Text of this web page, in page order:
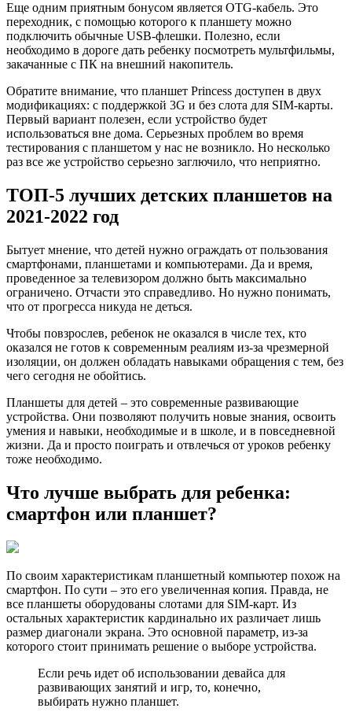
Еще одним приятным бонусом является OTG-кабель. Это
переходник, с помощью которого к планшету можно
подключить обычные USB-флешки. Полезно, если
необходимо в дороге дать ребенку посмотреть мультфильмы,
закачанные с ПК на внешний накопитель.
Обратите внимание, что планшет Princess доступен в двух
модификациях: с поддержкой 3G и без слота для SIM-карты.
Первый вариант полезен, если устройство будет
использоваться вне дома. Серьезных проблем во время
тестирования с планшетом у нас не возникло. Но несколько
раз все же устройство серьезно заглючило, что неприятно.
ТОП-5 лучших детских планшетов на
2021-2022 год
Бытует мнение, что детей нужно ограждать от пользования
смартфонами, планшетами и компьютерами. Да и время,
проведенное за телевизором должно быть максимально
ограничено. Отчасти это справедливо. Но нужно понимать,
что от прогресса никуда не деться.
Чтобы повзрослев, ребенок не оказался в числе тех, кто
оказался не готов к современным реалиям из-за чрезмерной
изоляции, он должен обладать навыками обращения с тем, без
чего сегодня не обойтись.
Планшеты для детей – это современные развивающие
устройства. Они позволяют получить новые знания, освоить
умения и навыки, необходимые и в школе, и в повседневной
жизни. Да и просто поиграть и отвлечься от уроков ребенку
тоже необходимо.
Что лучше выбрать для ребенка:
смартфон или планшет?
По своим характеристикам планшетный компьютер похож на
смартфон. По сути – это его увеличенная копия. Правда, не
все планшеты оборудованы слотами для SIM-карт. Из
остальных характеристик кардинально их различает лишь
размер диагонали экрана. Это основной параметр, из-за
которого стоит принимать решение о выборе устройства.
Если речь идет об использовании девайса для
развивающих занятий и игр, то, конечно,
выбирать нужно планшет.